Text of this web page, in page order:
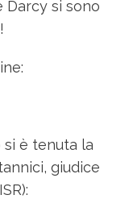
Darcy si sono
è tenuta la
giudice